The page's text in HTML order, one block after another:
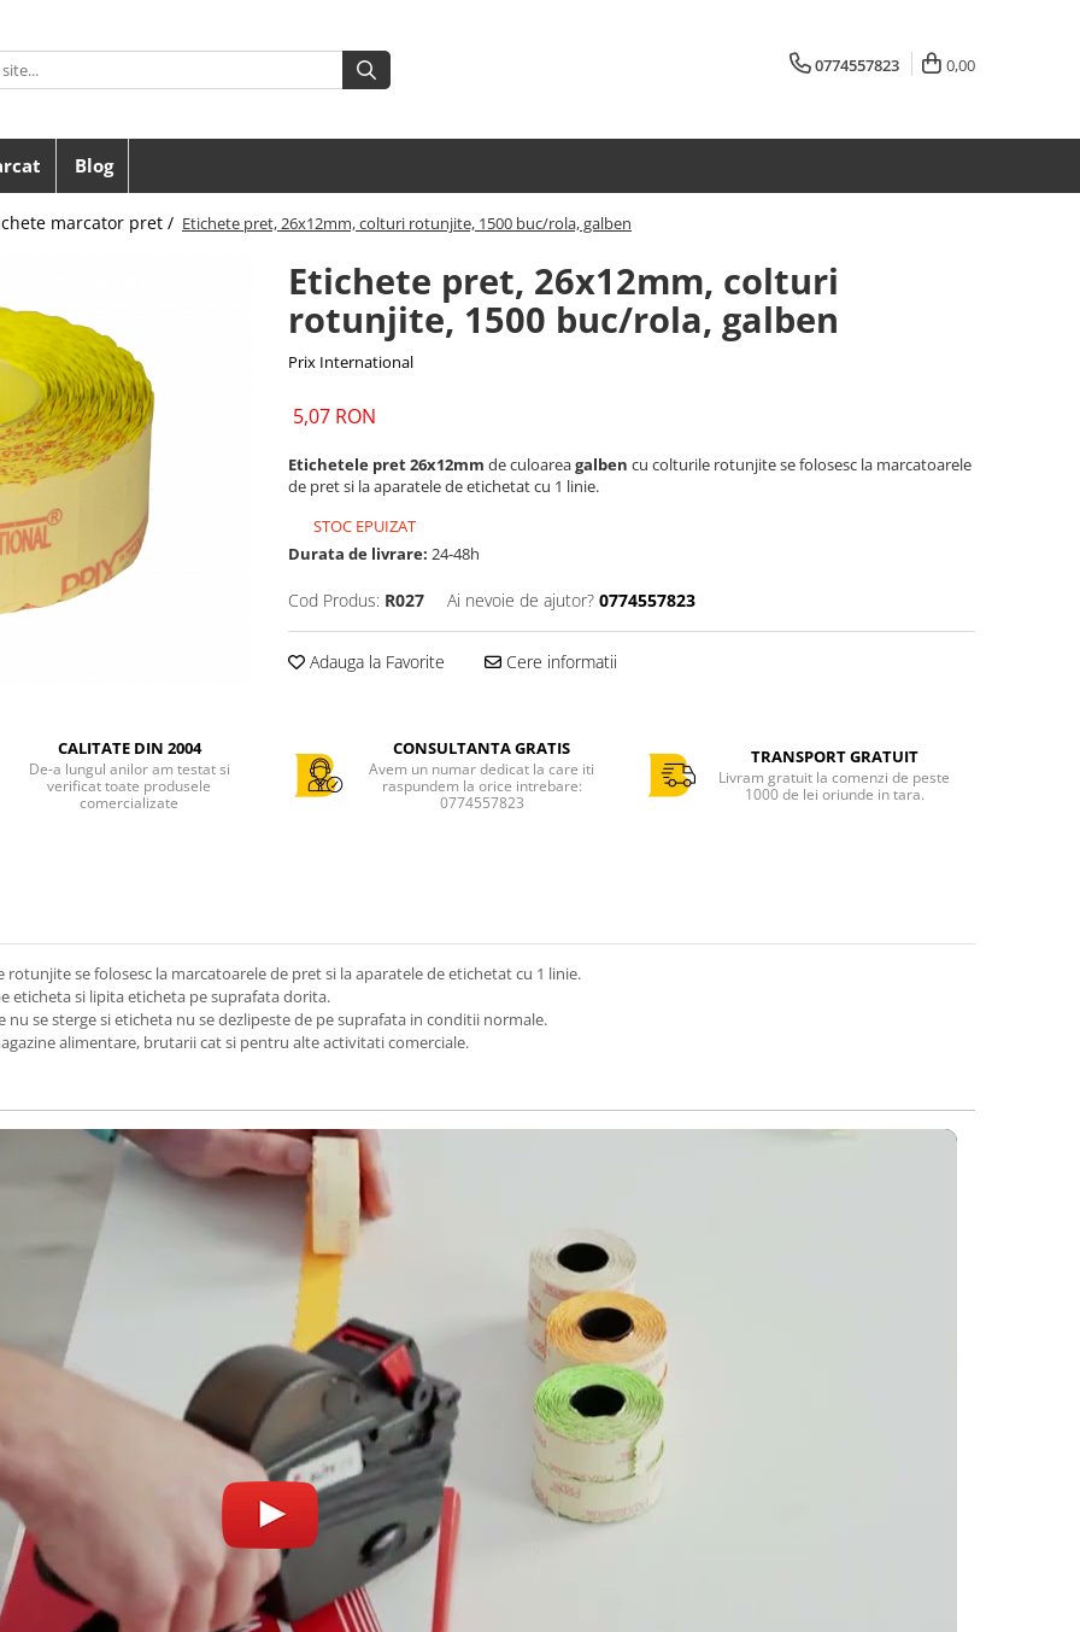
0774557823 0,00
Blog
marcator pret / Etichete pret, 26x12mm, colturi rotunjite, 1500 buc/rola, galben
Etichete pret, 26x12mm, colturi
rotunjite, 1500 buc/rola, galben
Prix International
5,07 RON
Etichetele pret 26x12mm de culoareagalben cu colturile rotunjite se folosesc la marcatoarele
de pret si la aparatele de etichetat cu 1 linie.
STOC EPUIZAT
Durata de livrare: 24-48h
Cod Produs: R027 Ai nevoie de ajutor? 0774557823
Adauga la Favorite Cere informatii
CALITATE DIN 2004
De-a lungul anilor am testat si
verificat toate produsele
comercializate
CONSULTANTA GRATIS
Avem un numar dedicat la care iti
raspundem la orice intrebare:
0774557823
TRANSPORT GRATUIT
Livram gratuit la comenzi de peste
1000 de lei oriunde in tara.
rotunjite se folosesc la marcatoarele de pret si la aparatele de etichetat cu 1 linie.
eticheta si lipita eticheta pe suprafata dorita.
se sterge si eticheta nu se dezlipeste de pe suprafata in conditii normale.
alimentare, brutarii cat si pentru alte activitati comerciale.